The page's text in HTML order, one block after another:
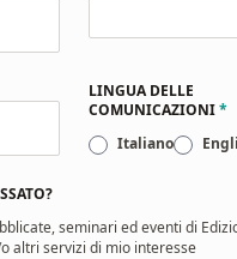
LINGUA DELLE
COMUNICAZIONI*
Italiano
seminari ed eventi di
altri servizi di mio interesse